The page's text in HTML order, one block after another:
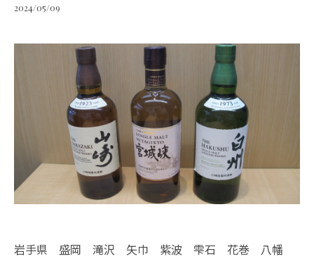
2024/05/09
岩手県 盛岡 滝沢 矢巾 紫波 雫石 花巻 八幡